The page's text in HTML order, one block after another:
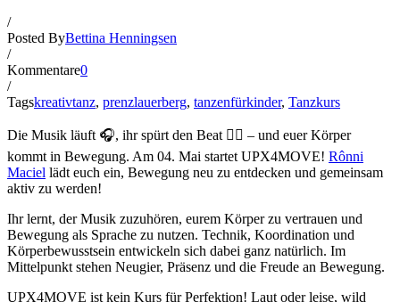
/
Posted ByBettina Henningsen
/
Kommentare0
/
Tagskreativtanz, prenzlauerberg, tanzenfürkinder, Tanzkurs
Die Musik läuft 🎧, ihr spürt den Beat ❤️‍🔥 – und euer Körper
kommt in Bewegung. Am 04. Mai startet UPX4MOVE! Rônni
Maciel lädt euch ein, Bewegung neu zu entdecken und gemeinsam
aktiv zu werden!
Ihr lernt, der Musik zuzuhören, eurem Körper zu vertrauen und
Bewegung als Sprache zu nutzen. Technik, Koordination und
Körperbewusstsein entwickeln sich dabei ganz natürlich. Im
Mittelpunkt stehen Neugier, Präsenz und die Freude an Bewegung.
UPX4MOVE ist kein Kurs für Perfektion! Laut oder leise, wild